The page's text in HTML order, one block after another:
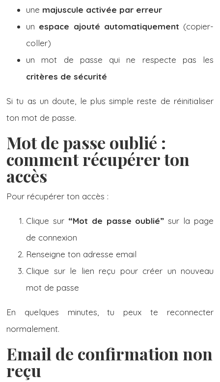
une majuscule activée par erreur
un espace ajouté automatiquement (copier-
coller)
un mot de passe qui ne respecte pas les
critères de sécurité
Si tu as un doute, le plus simple reste de réinitialiser
ton mot de passe.
Mot de passe oublié :
comment récupérer ton
accès
Pour récupérer ton accès :
Clique sur “Mot de passe oublié” sur la page
de connexion
Renseigne ton adresse email
Clique sur le lien reçu pour créer un nouveau
mot de passe
En quelques minutes, tu peux te reconnecter
normalement.
Email de confirmation non
reçu